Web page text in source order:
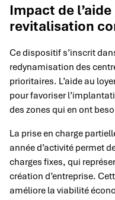
Impact de
revitalisation
Ce dispositif s’inscrit
redynamisation des
prioritaires. L’aide au
pour favoriser
des zones qui en ont
La prise en charge
année d’activité permet
charges fixes, qui
création d’entreprise.
améliore la viabilité